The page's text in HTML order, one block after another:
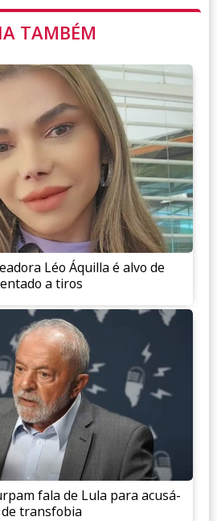
TAMBÉM
Léo Áquilla é alvo de
a tiros
fala de Lula para acusá-
transfobia